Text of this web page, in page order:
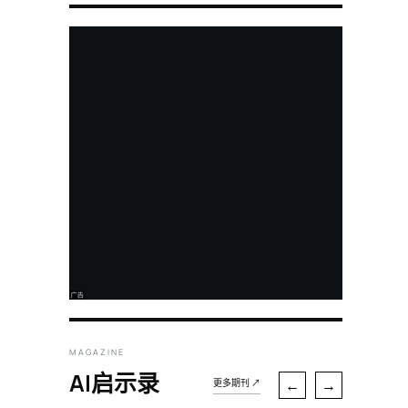
MAGAZINE
AI启示录 更多期刊 ↗ ← →